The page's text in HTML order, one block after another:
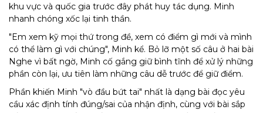
khu vực và quốc gia trước đây phát huy tác dụng. Minh
nhanh chóng xốc lại tinh thần.
"Em xem kỹ mọi thứ trong đề, xem có điểm gì mới và mình
có thể làm gì với chúng", Minh kể. Bỏ lỡ một số câu ở hai bài
Nghe vì bất ngờ, Minh cố gắng giữ bình tĩnh để xử lý những
phần còn lại, ưu tiên làm những câu dễ trước để giữ điểm.
Phần khiến Minh "vò đầu bứt tai" nhất là dạng bài đọc yêu
cầu xác định tính đúng/sai của nhận định, cùng với bài sắp